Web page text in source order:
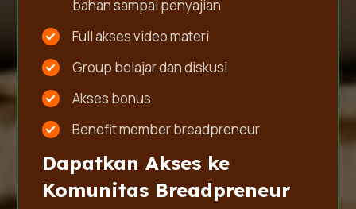
bahan sampai penyajian
Full akses video materi
Group belajar dan diskusi
Akses bonus
Benefit member breadpreneur
Dapatkan Akses ke
Komunitas Breadpreneur